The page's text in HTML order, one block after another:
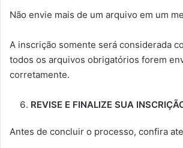
Não envie mais de um arquivo em um
A inscrição somente será considerada
todos os arquivos obrigatórios forem
corretamente.
REVISE E FINALIZE SUA
Antes de concluir o processo, confira